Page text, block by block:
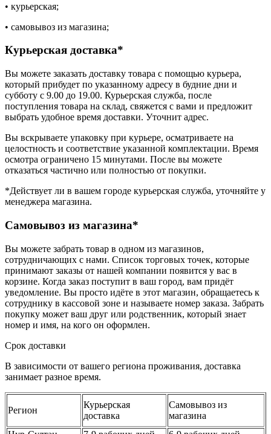
• курьерская;
• самовывоз из магазина;
Курьерская доставка*
Вы можете заказать доставку товара с помощью курьера,
который прибудет по указанному адресу в будние дни и
субботу с 9.00 до 19.00. Курьерская служба, после
поступления товара на склад, свяжется с вами и предложит
выбрать удобное время доставки. Уточнит адрес.
Вы вскрываете упаковку при курьере, осматриваете на
целостность и соответствие указанной комплектации. Время
осмотра ограничено 15 минутами. После вы можете
отказаться частично или полностью от покупки.
*Действует ли в вашем городе курьерская служба, уточняйте у
менеджера магазина.
Самовывоз из магазина*
Вы можете забрать товар в одном из магазинов,
сотрудничающих с нами. Список торговых точек, которые
принимают заказы от нашей компании появится у вас в
корзине. Когда заказ поступит в ваш город, вам придёт
уведомление. Вы просто идёте в этот магазин, обращаетесь к
сотруднику в кассовой зоне и называете номер заказа. Забрать
покупку может ваш друг или родственник, который знает
номер и имя, на кого он оформлен.
Срок доставки
В зависимости от вашего региона проживания, доставка
занимает разное время.
Регион
Курьерская
доставка
Самовывоз из
магазина